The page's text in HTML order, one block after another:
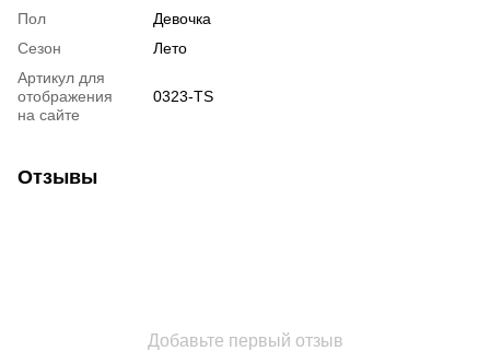
Пол
Девочка
Сезон
Лето
Артикул для
отображения
на сайте
0323-TS
Отзывы
Добавьте первый отзыв